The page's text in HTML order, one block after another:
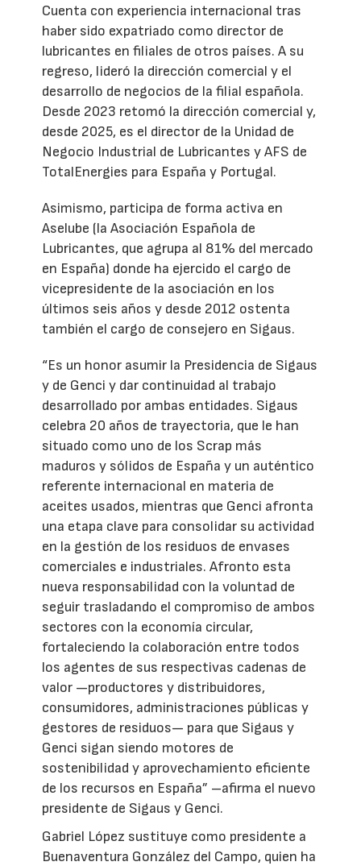
Cuenta con experiencia internacional tras
haber sido expatriado como director de
lubricantes en filiales de otros países. A su
regreso, lideró la dirección comercial y el
desarrollo de negocios de la filial española.
Desde 2023 retomó la dirección comercial y,
desde 2025, es el director de la Unidad de
Negocio Industrial de Lubricantes y AFS de
TotalEnergies para España y Portugal.
Asimismo, participa de forma activa en
Aselube (la Asociación Española de
Lubricantes, que agrupa al 81% del mercado
en España) donde ha ejercido el cargo de
vicepresidente de la asociación en los
últimos seis años y desde 2012 ostenta
también el cargo de consejero en Sigaus.
“Es un honor asumir la Presidencia de Sigaus
y de Genci y dar continuidad al trabajo
desarrollado por ambas entidades. Sigaus
celebra 20 años de trayectoria, que le han
situado como uno de los Scrap más
maduros y sólidos de España y un auténtico
referente internacional en materia de
aceites usados, mientras que Genci afronta
una etapa clave para consolidar su actividad
en la gestión de los residuos de envases
comerciales e industriales. Afronto esta
nueva responsabilidad con la voluntad de
seguir trasladando el compromiso de ambos
sectores con la economía circular,
fortaleciendo la colaboración entre todos
los agentes de sus respectivas cadenas de
valor —productores y distribuidores,
consumidores, administraciones públicas y
gestores de residuos— para que Sigaus y
Genci sigan siendo motores de
sostenibilidad y aprovechamiento eficiente
de los recursos en España” –afirma el nuevo
presidente de Sigaus y Genci.
Gabriel López sustituye como presidente a
Buenaventura González del Campo, quien ha